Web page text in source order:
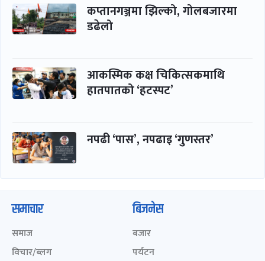
कप्तानगञ्जमा झिल्को, गोलबजारमा
डढेलो
आकस्मिक कक्ष चिकित्सकमाथि
हातपातको ‘हटस्पट’
नपढी ‘पास’, नपढाइ ‘गुणस्तर’
समाचार
समाज
विचार/ब्लग
बिजनेस
बजार
पर्यटन